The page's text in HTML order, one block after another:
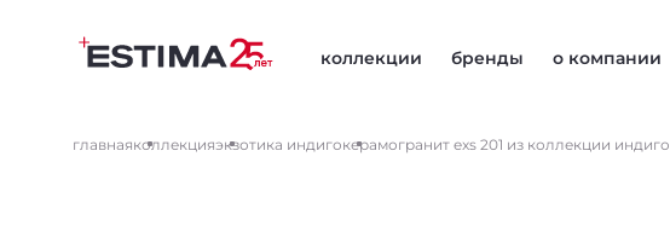
коллекции бренды о компании
главнаяколлекцияэкзотика индигокерамогранит exs 201 из коллекции индиго